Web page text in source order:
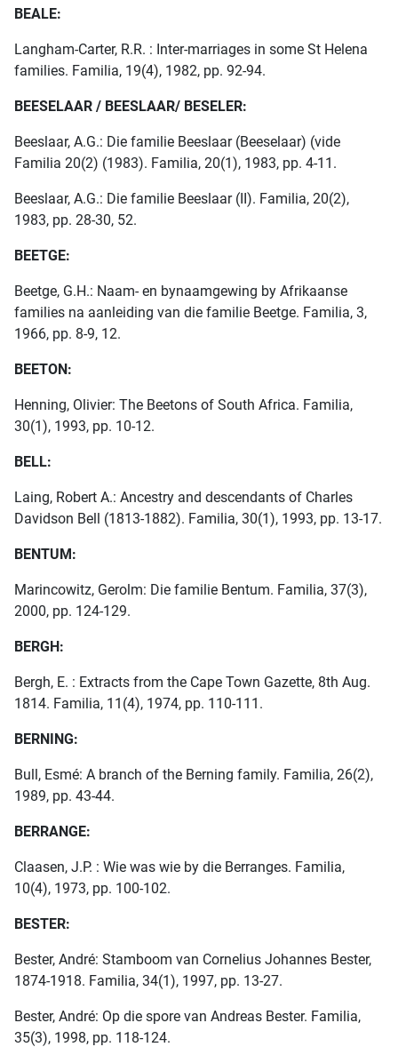
BEALE:
Langham-Carter, R.R. : Inter-marriages in some St Helena
families. Familia, 19(4), 1982, pp. 92-94.
BEESELAAR / BEESLAAR/ BESELER:
Beeslaar, A.G.: Die familie Beeslaar (Beeselaar) (vide
Familia 20(2) (1983). Familia, 20(1), 1983, pp. 4-11.
Beeslaar, A.G.: Die familie Beeslaar (II). Familia, 20(2),
1983, pp. 28-30, 52.
BEETGE:
Beetge, G.H.: Naam- en bynaamgewing by Afrikaanse
families na aanleiding van die familie Beetge. Familia, 3,
1966, pp. 8-9, 12.
BEETON:
Henning, Olivier: The Beetons of South Africa. Familia,
30(1), 1993, pp. 10-12.
BELL:
Laing, Robert A.: Ancestry and descendants of Charles
Davidson Bell (1813-1882). Familia, 30(1), 1993, pp. 13-17.
BENTUM:
Marincowitz, Gerolm: Die familie Bentum. Familia, 37(3),
2000, pp. 124-129.
BERGH:
Bergh, E. : Extracts from the Cape Town Gazette, 8th Aug.
1814. Familia, 11(4), 1974, pp. 110-111.
BERNING:
Bull, Esmé: A branch of the Berning family. Familia, 26(2),
1989, pp. 43-44.
BERRANGE:
Claasen, J.P. : Wie was wie by die Berranges. Familia,
10(4), 1973, pp. 100-102.
BESTER:
Bester, André: Stamboom van Cornelius Johannes Bester,
1874-1918. Familia, 34(1), 1997, pp. 13-27.
Bester, André: Op die spore van Andreas Bester. Familia,
35(3), 1998, pp. 118-124.